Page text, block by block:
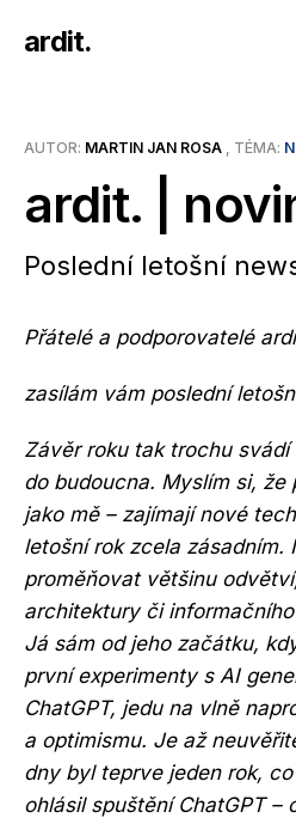
ardit.
AUTOR: MARTIN JAN ROSA , TÉMA:
ardit. |
Poslední letošní
Přátelé a podporovatelé
zasílám vám poslední
Závěr roku tak trochu
do budoucna. Myslím si, že
jako mě – zajímají nové
letošní rok zcela zásadním.
proměňovat většinu
architektury či
Já sám od jeho začátku,
první experimenty s AI
ChatGPT, jedu na vlně
a optimismu. Je až
dny byl teprve jeden rok,
ohlásil spuštění ChatGPT –